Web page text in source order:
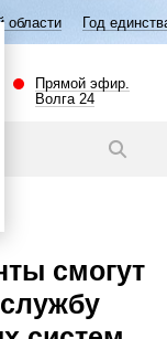
Год единства народов
Прямой эфир.
Волга 24
смогут